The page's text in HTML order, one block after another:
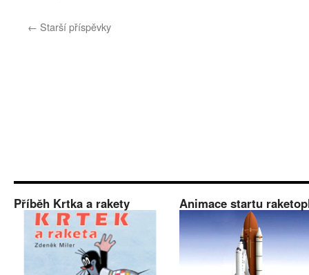
← Starší příspěvky
Příběh Krtka a rakety Animace startu